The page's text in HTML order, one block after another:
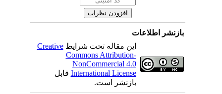
اطلاعات
این مقاله تحت شرایطCreative
Commons Attribution-
NonCommercial 4.0
International Licenseقابل